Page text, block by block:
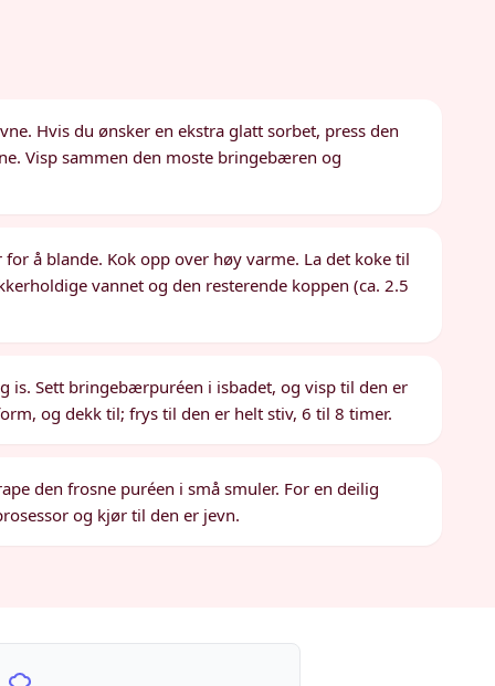
Hvis du ønsker en ekstra glatt sorbet, press den
Visp sammen den moste bringebæren og
å blande. Kok opp over høy varme. La det koke til
vannet og den resterende koppen (ca. 2.5
is. Sett bringebærpuréen i isbadet, og visp til den er
og dekk til; frys til den er helt stiv, 6 til 8 timer.
den frosne puréen i små smuler. For en deilig
og kjør til den er jevn.